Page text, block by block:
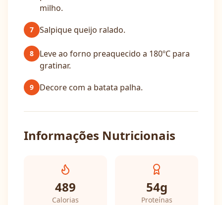
milho.
7 Salpique queijo ralado.
8
Leve ao forno preaquecido a 180ºC para
gratinar.
9 Decore com a batata palha.
Informações Nutricionais
489
Calorias
54g
Proteínas